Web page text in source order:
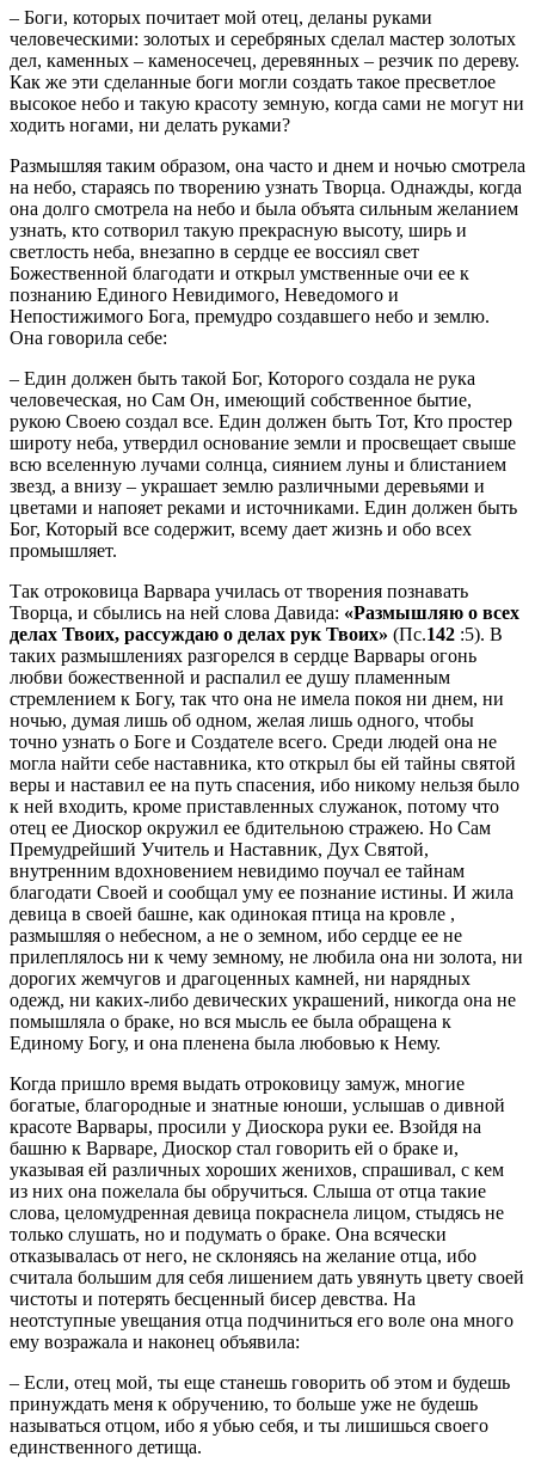
– Боги, которых почитает мой отец, деланы руками
человеческими: золотых и серебряных сделал мастер золотых
дел, каменных – каменосечец, деревянных – резчик по дереву.
Как же эти сделанные боги могли создать такое пресветлое
высокое небо и такую красоту земную, когда сами не могут ни
ходить ногами, ни делать руками?
Размышляя таким образом, она часто и днем и ночью смотрела
на небо, стараясь по творению узнать Творца. Однажды, когда
она долго смотрела на небо и была объята сильным желанием
узнать, кто сотворил такую прекрасную высоту, ширь и
светлость неба, внезапно в сердце ее воссиял свет
Божественной благодати и открыл умственные очи ее к
познанию Единого Невидимого, Неведомого и
Непостижимого Бога, премудро создавшего небо и землю.
Она говорила себе:
– Един должен быть такой Бог, Которого создала не рука
человеческая, но Сам Он, имеющий собственное бытие,
рукою Своею создал все. Един должен быть Тот, Кто простер
широту неба, утвердил основание земли и просвещает свыше
всю вселенную лучами солнца, сиянием луны и блистанием
звезд, а внизу – украшает землю различными деревьями и
цветами и напояет реками и источниками. Един должен быть
Бог, Который все содержит, всему дает жизнь и обо всех
промышляет.
Так отроковица Варвара училась от творения познавать
Творца, и сбылись на ней слова Давида: «Размышляю о всех
делах Твоих, рассуждаю о делах рук Твоих» (Пс.142 :5). В
таких размышлениях разгорелся в сердце Варвары огонь
любви божественной и распалил ее душу пламенным
стремлением к Богу, так что она не имела покоя ни днем, ни
ночью, думая лишь об одном, желая лишь одного, чтобы
точно узнать о Боге и Создателе всего. Среди людей она не
могла найти себе наставника, кто открыл бы ей тайны святой
веры и наставил ее на путь спасения, ибо никому нельзя было
к ней входить, кроме приставленных служанок, потому что
отец ее Диоскор окружил ее бдительною стражею. Но Сам
Премудрейший Учитель и Наставник, Дух Святой,
внутренним вдохновением невидимо поучал ее тайнам
благодати Своей и сообщал уму ее познание истины. И жила
девица в своей башне, как одинокая птица на кровле ,
размышляя о небесном, а не о земном, ибо сердце ее не
прилеплялось ни к чему земному, не любила она ни золота, ни
дорогих жемчугов и драгоценных камней, ни нарядных
одежд, ни каких-либо девических украшений, никогда она не
помышляла о браке, но вся мысль ее была обращена к
Единому Богу, и она пленена была любовью к Нему.
Когда пришло время выдать отроковицу замуж, многие
богатые, благородные и знатные юноши, услышав о дивной
красоте Варвары, просили у Диоскора руки ее. Взойдя на
башню к Варваре, Диоскор стал говорить ей о браке и,
указывая ей различных хороших женихов, спрашивал, с кем
из них она пожелала бы обручиться. Слыша от отца такие
слова, целомудренная девица покраснела лицом, стыдясь не
только слушать, но и подумать о браке. Она всячески
отказывалась от него, не склоняясь на желание отца, ибо
считала большим для себя лишением дать увянуть цвету своей
чистоты и потерять бесценный бисер девства. На
неотступные увещания отца подчиниться его воле она много
ему возражала и наконец объявила:
– Если, отец мой, ты еще станешь говорить об этом и будешь
принуждать меня к обручению, то больше уже не будешь
называться отцом, ибо я убью себя, и ты лишишься своего
единственного детища.